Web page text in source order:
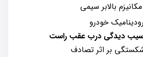
بالابر سیمی
خودرو
آسیب دیدگی درب عقب راست
شکستگی بر اثر تصادف